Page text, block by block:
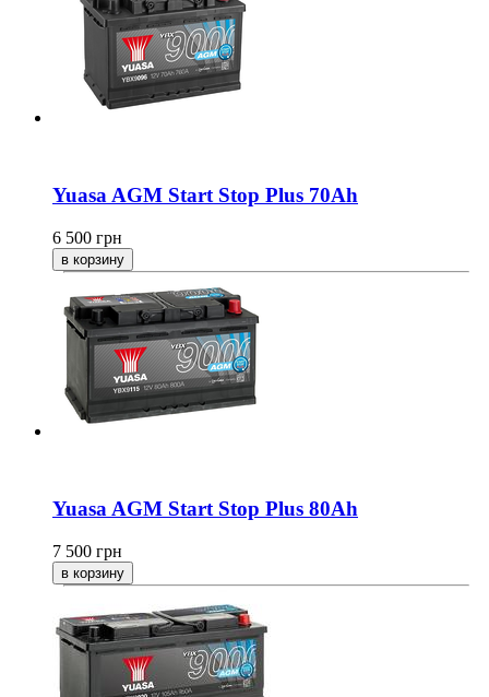
Yuasa AGM Start Stop Plus 70Ah
6 500 грн
Yuasa AGM Start Stop Plus 80Ah
7 500 грн